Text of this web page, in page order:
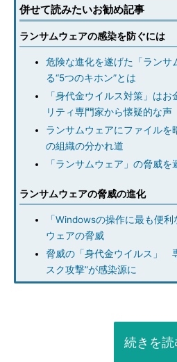
併せて読みたいお勧め記事
ランサムウェアの感染を防ぐには
危険な進化を遂げた「ランサ
る“5つのキホン”とは
「身代金ウイルス対策」は
リティ専門家から懐疑的な声
ランサムウェアにファイルを
の組織の分かれ道
「ランサムウェア」の脅威
ランサムウェアの脅威の進化
「Windowsの操作に最も便
ウェアの脅威
脅威の「身代金ウイルス」
スク攻撃”が感染源に
続きを読